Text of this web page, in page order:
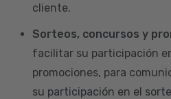
cliente.
Sorteos, concursos y
facilitar su participación
promociones, para
su participación en el